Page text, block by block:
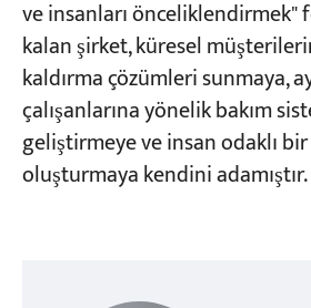
ve insanları önceliklendirmek"
kalan şirket, küresel
kaldırma çözümleri sunmaya,
çalışanlarına yönelik bakım
geliştirmeye ve insan odaklı
oluşturmaya kendini adamıştır.